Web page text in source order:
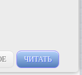
ЧИТАТЬ